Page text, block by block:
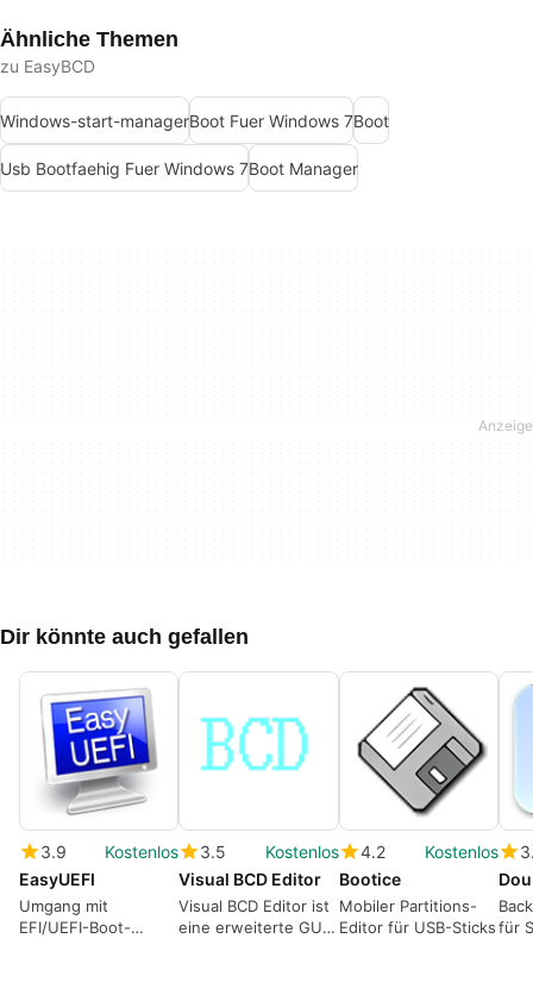
Ähnliche Themen
zu EasyBCD
Windows-start-managerBoot Fuer Windows 7Boot
Usb Bootfaehig Fuer Windows 7Boot Manager
Dir könnte auch gefallen
3.9
Kostenlos
EasyUEFI
Umgang mit
EFI/UEFI-Boot-
3.5
Kostenlos
Visual BCD Editor
Visual BCD Editor ist
eine erweiterte GUI-
4.2
Kostenlos
Bootice
Mobiler Partitions-
Editor für USB-Sticksfür